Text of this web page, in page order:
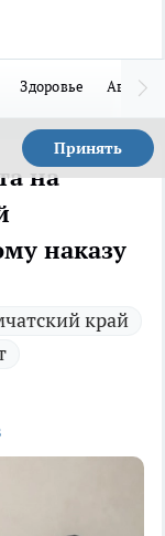
Здоровье Авто
Принять
на
наказу
край